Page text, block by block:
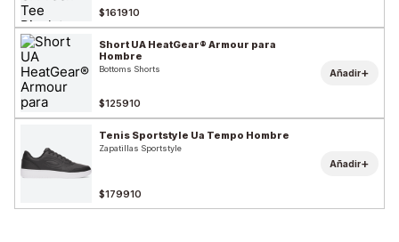
$161910
Short UA HeatGear® Armour para
Hombre
Bottoms Shorts
$125910
Añadir+
Tenis Sportstyle Ua Tempo Hombre
Zapatillas Sportstyle
$179910
Añadir+